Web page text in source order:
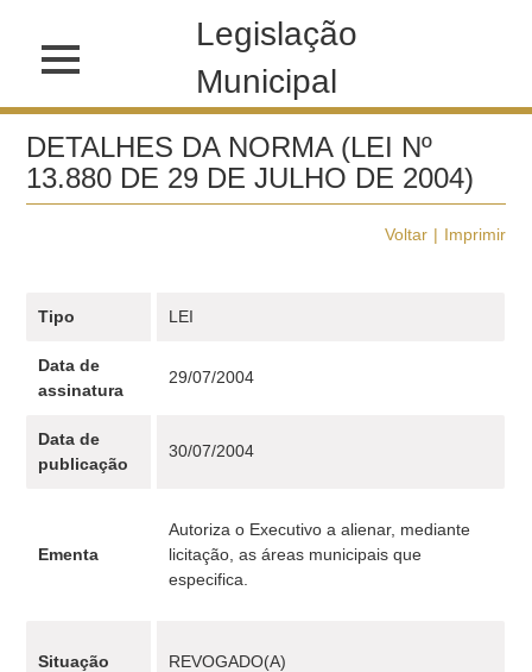
Legislação
Municipal
DETALHES DA NORMA (LEI Nº
13.880 DE 29 DE JULHO DE 2004)
Voltar Imprimir
Tipo LEI
Data de
assinatura
29/07/2004
Data de
publicação
30/07/2004
Ementa
Autoriza o Executivo a alienar, mediante
licitação, as áreas municipais que
especifica.
Situação REVOGADO(A)